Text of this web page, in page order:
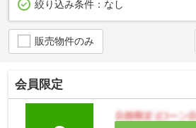
絞り込み条件： なし
販売物件のみ
会員限定